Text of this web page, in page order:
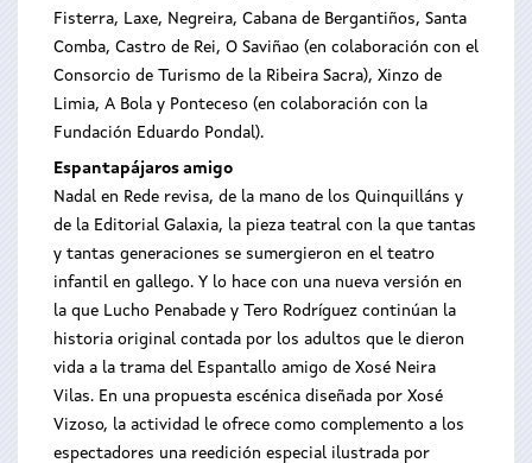
Fisterra, Laxe, Negreira, Cabana de Bergantiños, Santa
Comba, Castro de Rei, O Saviñao (en colaboración con el
Consorcio de Turismo de la Ribeira Sacra), Xinzo de
Limia, A Bola y Ponteceso (en colaboración con la
Fundación Eduardo Pondal).
Espantapájaros amigo
Nadal en Rede revisa, de la mano de los Quinquilláns y
de la Editorial Galaxia, la pieza teatral con la que tantas
y tantas generaciones se sumergieron en el teatro
infantil en gallego. Y lo hace con una nueva versión en
la que Lucho Penabade y Tero Rodríguez continúan la
historia original contada por los adultos que le dieron
vida a la trama del Espantallo amigo de Xosé Neira
Vilas. En una propuesta escénica diseñada por Xosé
Vizoso, la actividad le ofrece como complemento a los
espectadores una reedición especial ilustrada por